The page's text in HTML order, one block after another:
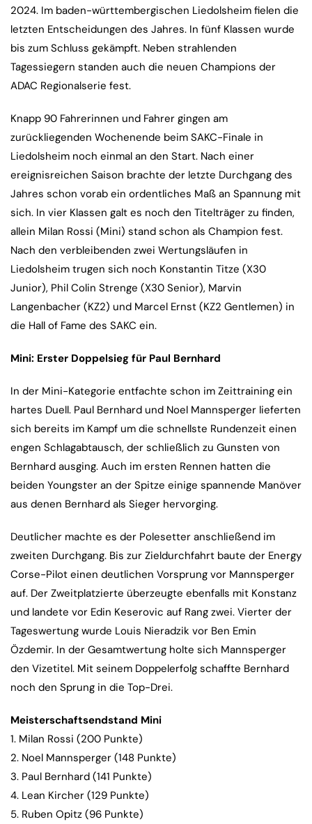
2024. Im baden-württembergischen Liedolsheim fielen die
letzten Entscheidungen des Jahres. In fünf Klassen wurde
bis zum Schluss gekämpft. Neben strahlenden
Tagessiegern standen auch die neuen Champions der
ADAC Regionalserie fest.
Knapp 90 Fahrerinnen und Fahrer gingen am
zurückliegenden Wochenende beim SAKC-Finale in
Liedolsheim noch einmal an den Start. Nach einer
ereignisreichen Saison brachte der letzte Durchgang des
Jahres schon vorab ein ordentliches Maß an Spannung mit
sich. In vier Klassen galt es noch den Titelträger zu finden,
allein Milan Rossi (Mini) stand schon als Champion fest.
Nach den verbleibenden zwei Wertungsläufen in
Liedolsheim trugen sich noch Konstantin Titze (X30
Junior), Phil Colin Strenge (X30 Senior), Marvin
Langenbacher (KZ2) und Marcel Ernst (KZ2 Gentlemen) in
die Hall of Fame des SAKC ein.
Mini: Erster Doppelsieg für Paul Bernhard
In der Mini-Kategorie entfachte schon im Zeittraining ein
hartes Duell. Paul Bernhard und Noel Mannsperger lieferten
sich bereits im Kampf um die schnellste Rundenzeit einen
engen Schlagabtausch, der schließlich zu Gunsten von
Bernhard ausging. Auch im ersten Rennen hatten die
beiden Youngster an der Spitze einige spannende Manöver
aus denen Bernhard als Sieger hervorging.
Deutlicher machte es der Polesetter anschließend im
zweiten Durchgang. Bis zur Zieldurchfahrt baute der Energy
Corse-Pilot einen deutlichen Vorsprung vor Mannsperger
auf. Der Zweitplatzierte überzeugte ebenfalls mit Konstanz
und landete vor Edin Keserovic auf Rang zwei. Vierter der
Tageswertung wurde Louis Nieradzik vor Ben Emin
Özdemir. In der Gesamtwertung holte sich Mannsperger
den Vizetitel. Mit seinem Doppelerfolg schaffte Bernhard
noch den Sprung in die Top-Drei.
Meisterschaftsendstand Mini
1. Milan Rossi (200 Punkte)
2. Noel Mannsperger (148 Punkte)
3. Paul Bernhard (141 Punkte)
4. Lean Kircher (129 Punkte)
5. Ruben Opitz (96 Punkte)